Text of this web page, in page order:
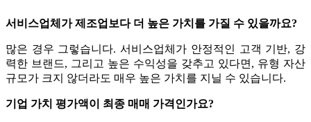
서비스업체가 제조업보다 더 높은 가치를 가질 수 있을까요?
많은 경우 그렇습니다. 서비스업체가 안정적인 고객 기반, 강
력한 브랜드, 그리고 높은 수익성을 갖추고 있다면, 유형 자산
규모가 크지 않더라도 매우 높은 가치를 지닐 수 있습니다.
기업 가치 평가액이 최종 매매 가격인가요?